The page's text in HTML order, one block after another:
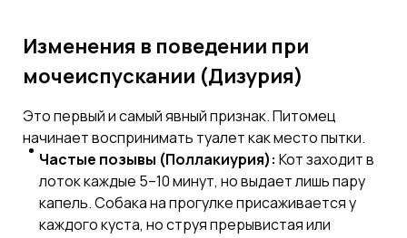
Изменения в поведении при
мочеиспускании (Дизурия)
Это первый и самый явный признак. Питомец
начинает воспринимать туалет как место пытки.
Частые позывы (Поллакиурия): Кот заходит в
лоток каждые 5–10 минут, но выдает лишь пару
капель. Собака на прогулке присаживается у
каждого куста, но струя прерывистая или